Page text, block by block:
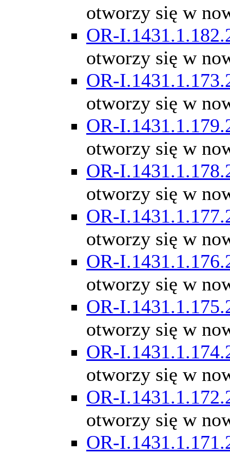
otworzy się w
OR-
otworzy się w
OR-
otworzy się w
OR-
otworzy się w
OR-
otworzy się w
OR-
otworzy się w
OR-
otworzy się w
OR-
otworzy się w
OR-
otworzy się w
OR-
otworzy się w
OR-